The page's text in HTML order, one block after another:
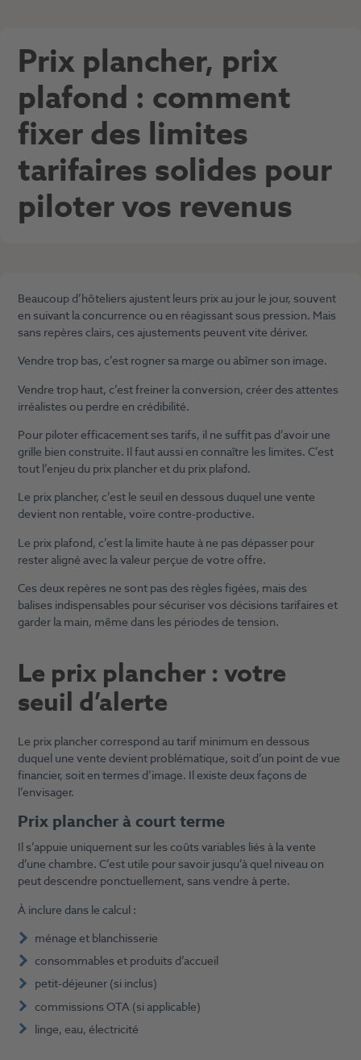
Prix plancher, prix
plafond : comment
fixer des limites
tarifaires solides pour
piloter vos revenus
Beaucoup d’hôteliers ajustent leurs prix au jour le jour, souvent
en suivant la concurrence ou en réagissant sous pression. Mais
sans repères clairs, ces ajustements peuvent vite dériver.
Vendre trop bas, c’est rogner sa marge ou abîmer son image.
Vendre trop haut, c’est freiner la conversion, créer des attentes
irréalistes ou perdre en crédibilité.
Pour piloter efficacement ses tarifs, il ne suffit pas d’avoir une
grille bien construite. Il faut aussi en connaître les limites. C’est
tout l’enjeu du prix plancher et du prix plafond.
Le prix plancher, c’est le seuil en dessous duquel une vente
devient non rentable, voire contre-productive.
Le prix plafond, c’est la limite haute à ne pas dépasser pour
rester aligné avec la valeur perçue de votre offre.
Ces deux repères ne sont pas des règles figées, mais des
balises indispensables pour sécuriser vos décisions tarifaires et
garder la main, même dans les périodes de tension.
Le prix plancher : votre
seuil d’alerte
Le prix plancher correspond au tarif minimum en dessous
duquel une vente devient problématique, soit d’un point de vue
financier, soit en termes d’image. Il existe deux façons de
l’envisager.
Prix plancher à court terme
Il s’appuie uniquement sur les coûts variables liés à la vente
d’une chambre. C’est utile pour savoir jusqu’à quel niveau on
peut descendre ponctuellement, sans vendre à perte.
À inclure dans le calcul :
ménage et blanchisserie
consommables et produits d’accueil
petit-déjeuner (si inclus)
commissions OTA (si applicable)
linge, eau, électricité